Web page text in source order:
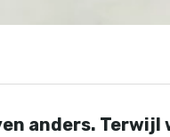
anders. Terwijl